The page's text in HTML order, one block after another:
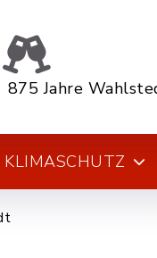
875 Jahre
KLIMASCHUTZ